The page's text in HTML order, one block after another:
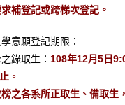
補登記或跨梯次登記。
意願登記期限：
錄取生： 108年12月5日
。
之各系所正取生、備取生